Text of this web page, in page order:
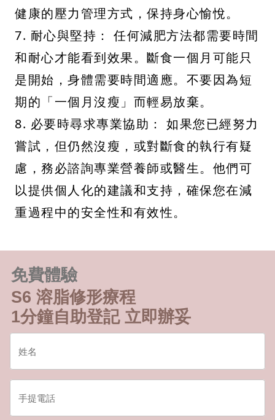
健康的壓力管理方式，保持身心愉悅。
7. 耐心與堅持： 任何減肥方法都需要時間
和耐心才能看到效果。斷食一個月可能只
是開始，身體需要時間適應。不要因為短
期的「一個月沒瘦」而輕易放棄。
8. 必要時尋求專業協助： 如果您已經努力
嘗試，但仍然沒瘦，或對斷食的執行有疑
慮，務必諮詢專業營養師或醫生。他們可
以提供個人化的建議和支持，確保您在減
重過程中的安全性和有效性。
免費體驗
S6 溶脂修形療程
1分鐘自助登記 立即辦妥